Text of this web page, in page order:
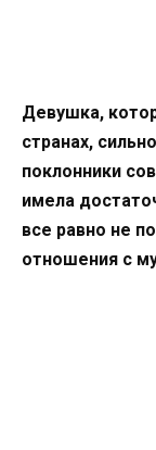
Девушка,
странах,
поклонники
имела
все равно не
отношения с